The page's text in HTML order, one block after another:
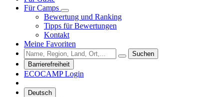
Für Camps
Bewertung und Ranking
Tipps für Bewertungen
Kontakt
Meine Favoriten
Suchen
Barrierefreiheit
ECOCAMP Login
Deutsch